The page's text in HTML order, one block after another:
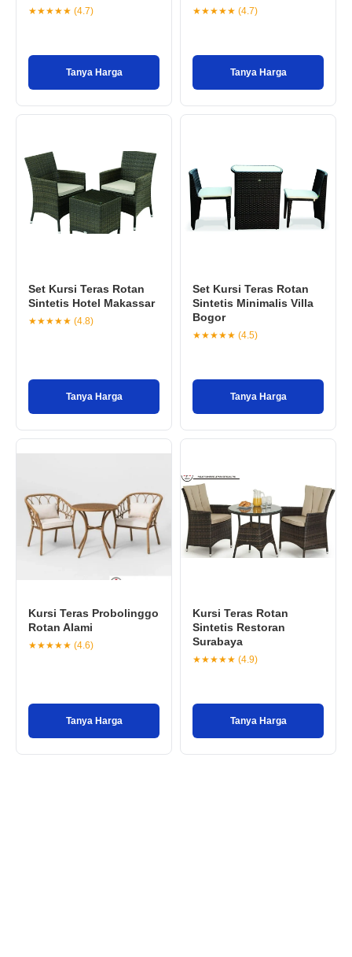
★★★★★ (4.7)
Tanya Harga
★★★★★ (4.7)
Tanya Harga
Set Kursi Teras Rotan
Sintetis Hotel Makassar
★★★★★ (4.8)
Tanya Harga
Set Kursi Teras Rotan
Sintetis Minimalis Villa
Bogor
★★★★★ (4.5)
Tanya Harga
Kursi Teras Probolinggo
Rotan Alami
★★★★★ (4.6)
Tanya Harga
Kursi Teras Rotan
Sintetis Restoran
Surabaya
★★★★★ (4.9)
Tanya Harga